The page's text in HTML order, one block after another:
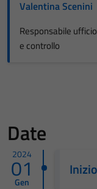
Valentina Scenini
Responsabile
e controllo
Date
2024
01
Gen